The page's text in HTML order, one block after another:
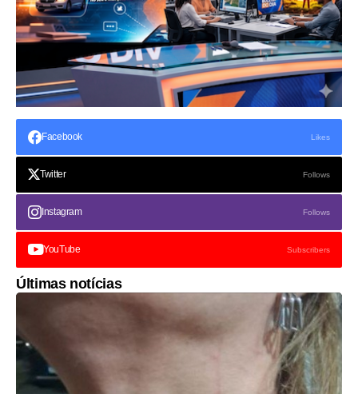
Facebook Likes
Twitter Follows
Instagram Follows
YouTube Subscribers
Últimas notícias